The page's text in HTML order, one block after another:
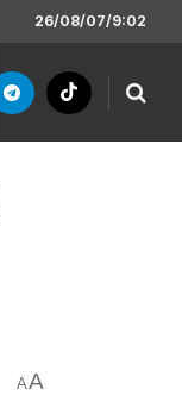
26/08/07/9:02
AA